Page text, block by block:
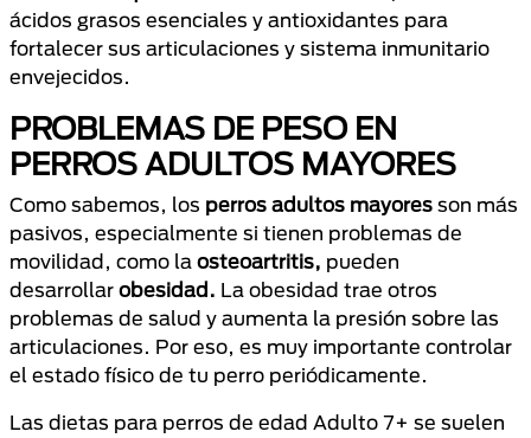
ácidos grasos esenciales y antioxidantes para
fortalecer sus articulaciones y sistema inmunitario
envejecidos.
PROBLEMAS DE PESO EN
PERROS ADULTOS MAYORES
Como sabemos, los perros adultos mayores son más
pasivos, especialmente si tienen problemas de
movilidad, como la osteoartritis, pueden
desarrollar obesidad. La obesidad trae otros
problemas de salud y aumenta la presión sobre las
articulaciones. Por eso, es muy importante controlar
el estado físico de tu perro periódicamente.
Las dietas para perros de edad Adulto 7+ se suelen